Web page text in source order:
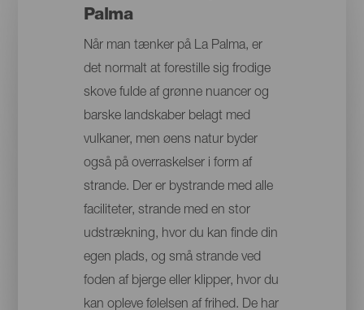
Palma
Når man tænker på La Palma, er
det normalt at forestille sig frodige
skove fulde af grønne nuancer og
barske landskaber belagt med
vulkaner, men øens natur byder
også på overraskelser i form af
strande. Der er bystrande med alle
faciliteter, strande med en stor
udstrækning, hvor du kan finde din
egen plads, og små strande ved
foden af bjerge eller klipper, hvor du
kan opleve følelsen af frihed. De har